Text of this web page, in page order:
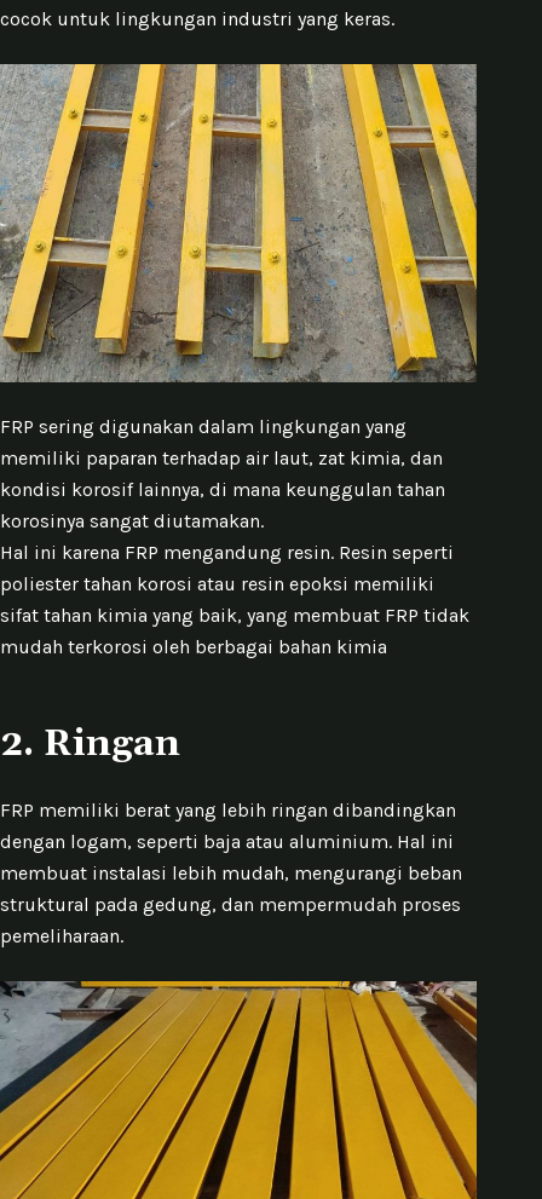
cocok untuk lingkungan industri yang keras.
FRP sering digunakan dalam lingkungan yang
memiliki paparan terhadap air laut, zat kimia, dan
kondisi korosif lainnya, di mana keunggulan tahan
korosinya sangat diutamakan.
Hal ini karena FRP mengandung resin. Resin seperti
poliester tahan korosi atau resin epoksi memiliki
sifat tahan kimia yang baik, yang membuat FRP tidak
mudah terkorosi oleh berbagai bahan kimia
2. Ringan
FRP memiliki berat yang lebih ringan dibandingkan
dengan logam, seperti baja atau aluminium. Hal ini
membuat instalasi lebih mudah, mengurangi beban
struktural pada gedung, dan mempermudah proses
pemeliharaan.